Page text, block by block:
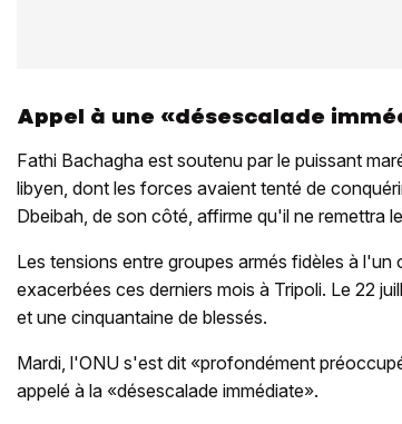
Appel à une «désescalade
Fathi Bachagha est soutenu par le puissant
libyen, dont les forces avaient tenté de
Dbeibah, de son côté, affirme qu'il ne remettra
Les tensions entre groupes armés fidèles à
exacerbées ces derniers mois à Tripoli. Le 22
et une cinquantaine de blessés.
Mardi, l'ONU s'est dit «profondément
appelé à la «désescalade immédiate».